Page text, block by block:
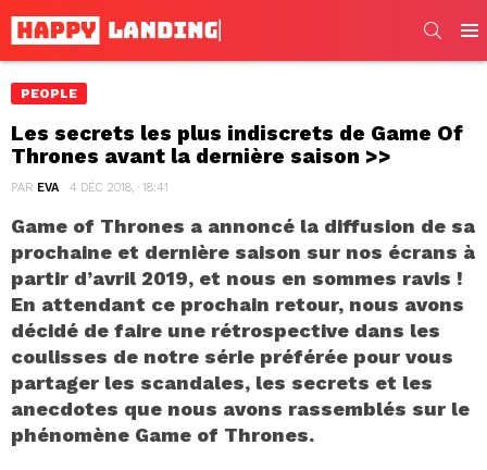
PEOPLE
Les secrets les plus indiscrets de Game Of
Thrones avant la dernière saison >>
PAR EVA 4 DÉC 2018, · 18:41
Game of Thrones a annoncé la diffusion de sa
prochaine et dernière saison sur nos écrans à
partir d’avril 2019, et nous en sommes ravis !
En attendant ce prochain retour, nous avons
décidé de faire une rétrospective dans les
coulisses de notre série préférée pour vous
partager les scandales, les secrets et les
anecdotes que nous avons rassemblés sur le
phénomène Game of Thrones.